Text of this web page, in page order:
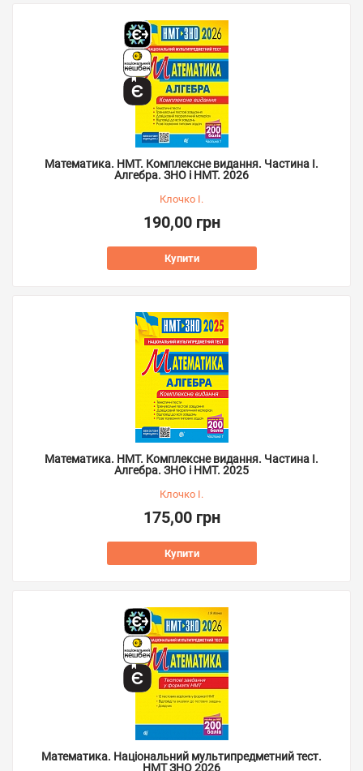
Математика. НМТ. Комплексне видання. Частина І.
Алгебра. ЗНО і НМТ. 2026
Клочко І.
190,00 грн
Купити
Математика. НМТ. Комплексне видання. Частина І.
Алгебра. ЗНО і НМТ. 2025
Клочко І.
175,00 грн
Купити
Математика. Національний мультипредметний тест.
НМТ ЗНО 2026